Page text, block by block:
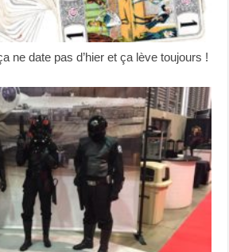
ne date pas d’hier et ça lève toujours !